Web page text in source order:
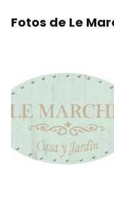
Fotos de Le